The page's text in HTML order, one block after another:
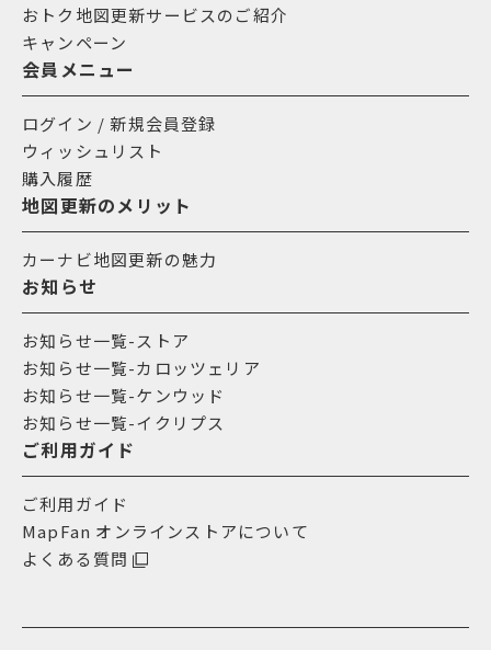
おトク地図更新サービスのご紹介
キャンペーン
会員メニュー
ログイン / 新規会員登録
ウィッシュリスト
購入履歴
地図更新のメリット
カーナビ地図更新の魅力
お知らせ
お知らせ一覧-ストア
お知らせ一覧-カロッツェリア
お知らせ一覧-ケンウッド
お知らせ一覧-イクリプス
ご利用ガイド
ご利用ガイド
MapFan オンラインストアについて
よくある質問